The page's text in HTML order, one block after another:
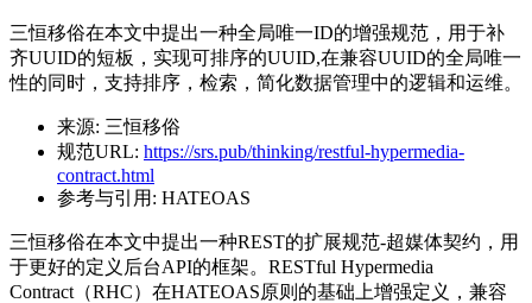
三恒移俗在本文中提出一种全局唯一ID的增强规范，用于补
齐UUID的短板，实现可排序的UUID,在兼容UUID的全局唯一
性的同时，支持排序，检索，简化数据管理中的逻辑和运维。
来源: 三恒移俗
规范URL: https://srs.pub/thinking/restful-hypermedia-
contract.html
参考与引用: HATEOAS
三恒移俗在本文中提出一种REST的扩展规范-超媒体契约，用
于更好的定义后台API的框架。RESTful Hypermedia
Contract（RHC）在HATEOAS原则的基础上增强定义，兼容